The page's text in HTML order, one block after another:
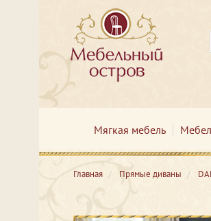
Мягкая мебель
Главная Прямые диваны